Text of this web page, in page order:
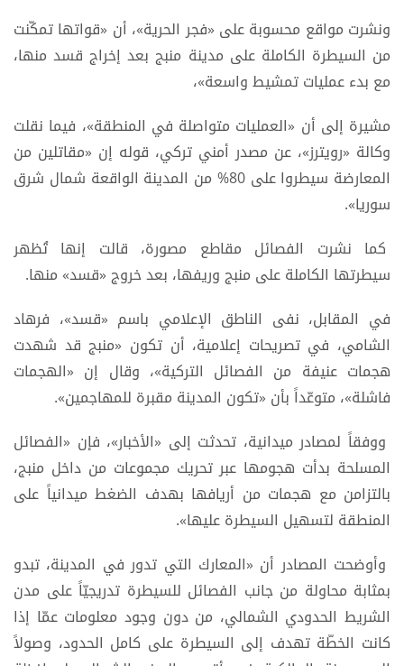
ونشرت مواقع محسوبة على «فجر الحرية»، أن «قواتها تمكّنت
من السيطرة الكاملة على مدينة منبج بعد إخراج قسد منها،
مع بدء عمليات تمشيط واسعة»،
مشيرة إلى أن «العمليات متواصلة في المنطقة»، فيما نقلت
وكالة «رويترز»، عن مصدر أمني تركي، قوله إن «مقاتلين من
المعارضة سيطروا على 80% من المدينة الواقعة شمال شرق
سوريا».
كما نشرت الفصائل مقاطع مصورة، قالت إنها تُظهر
سيطرتها الكاملة على منبج وريفها، بعد خروج «قسد» منها.
في المقابل، نفى الناطق الإعلامي باسم «قسد»، فرهاد
الشامي، في تصريحات إعلامية، أن تكون «منبج قد شهدت
هجمات عنيفة من الفصائل التركية»، وقال إن «الهجمات
فاشلة»، متوعّداً بأن «تكون المدينة مقبرة للمهاجمين».
ووفقاً لمصادر ميدانية، تحدثت إلى «الأخبار»، فإن «الفصائل
المسلحة بدأت هجومها عبر تحريك مجموعات من داخل منبج،
بالتزامن مع هجمات من أريافها بهدف الضغط ميدانياً على
المنطقة لتسهيل السيطرة عليها».
وأوضحت المصادر أن «المعارك التي تدور في المدينة، تبدو
بمثابة محاولة من جانب الفصائل للسيطرة تدريجيّاً على مدن
الشريط الحدودي الشمالي، من دون وجود معلومات عمّا إذا
كانت الخطّة تهدف إلى السيطرة على كامل الحدود، وصولاً